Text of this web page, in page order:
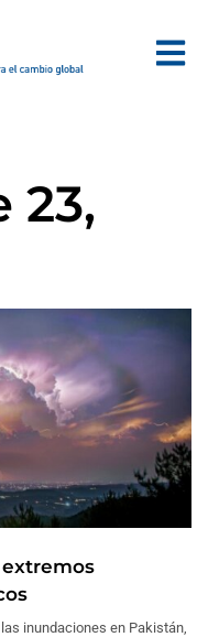
23,
inundaciones en Pakistán,